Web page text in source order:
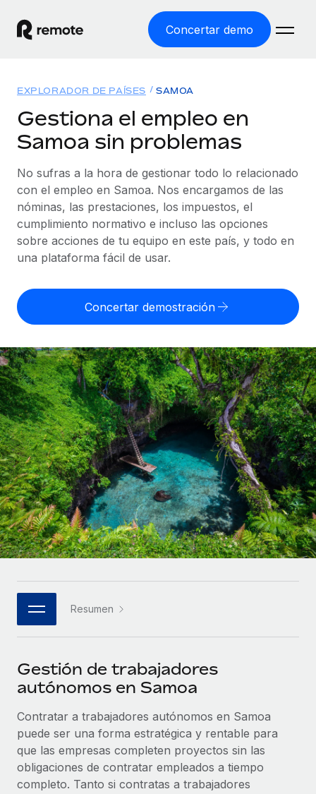
Concertar demo
EMPLEO GLOBAL
Nómina global
Gestiona las nóminas de forma sencilla y conforme a la
legalidad.
Employer of Record
Expándete en todo el mundo sin gastar en entidades.
cumpliendo la normativa.
Integra y gestiona a autónomos globalmente.
PEO
Externaliza tareas laborales complejas.
INFRAESTRUCTURA
Conexión Remote
Integra los RR. HH. en tus flujos de trabajo sin
complicaciones.
Plataforma
Funciones esenciales de RR. HH. integradas para tu
Conectar
Conecta cualquier herramienta de IA con Remote
Optimiza los procesos con herramientas empresariales
esenciales.
SERVICIOS
Pregunta a un experto
Obtén ayuda de gente experta en RR. HH. globales
Soluciones
COBERTURA MUNDIAL
Explorador de países
Consulta el soporte del empleo global según el país.
Explorador estatal de EE. UU.
Simplifica la contratación en todos los estados de EE.
Comparador de Remote
Compáranos con otras empresas.
ETAPAS DE CRECIMIENTO
Startups
Soluciones ágiles de RR. HH. globales y nóminas para
empresas en crecimiento.
Mediana empresa
Amplía tu equipo con soluciones de RR. HH.
personalizadas.
Empresa
RR. HH. globales para grandes empresas.
ASOCIARSE
Socios tecnológicos estratégicos
Integra la gestión de los RR. HH. globales en tu
Asociarse
Descubre oportunidades de colaborar con nosotros.
Remote Build Próximamente
Consultoría de integraciones y automatización con IA.
CASOS PRÁCTICOS
Recursos
HERRAMIENTAS Y CALCULADORAS
Calculadora del riesgo de clasificación errónea
Consulta el riesgo de clasificación errónea por país.
cualquier país.
Descubre opciones de divisas y tiempos de pago para
autónomos globales.
APRENDIZAJE CON REMOTE
Guías y recursos
Casos prácticos
Glosario de RR. HH.
Listas de verificación y plantillas
Biblioteca de descripciones de puestos
Webinarios
Información sobre salarios y talento
Obtén ayuda
Consulta todos los recursos
Precios
English
Nederlands
Français
Deutsch
Español
Italiano
Português (Portugal)
日本語
한국어
中文（简体）
EXPLORADOR DE PAÍSES SAMOA
Gestiona el empleo en
Samoa sin problemas
No sufras a la hora de gestionar todo lo relacionado
con el empleo en Samoa. Nos encargamos de las
nóminas, las prestaciones, los impuestos, el
cumplimiento normativo e incluso las opciones
sobre acciones de tu equipo en este país, y todo en
una plataforma fácil de usar.
Concertar demostración
Resumen
Gestión de trabajadores
autónomos en Samoa
Contratar a trabajadores autónomos en Samoa
puede ser una forma estratégica y rentable para
que las empresas completen proyectos sin las
obligaciones de contratar empleados a tiempo
completo. Tanto si contratas a trabajadores